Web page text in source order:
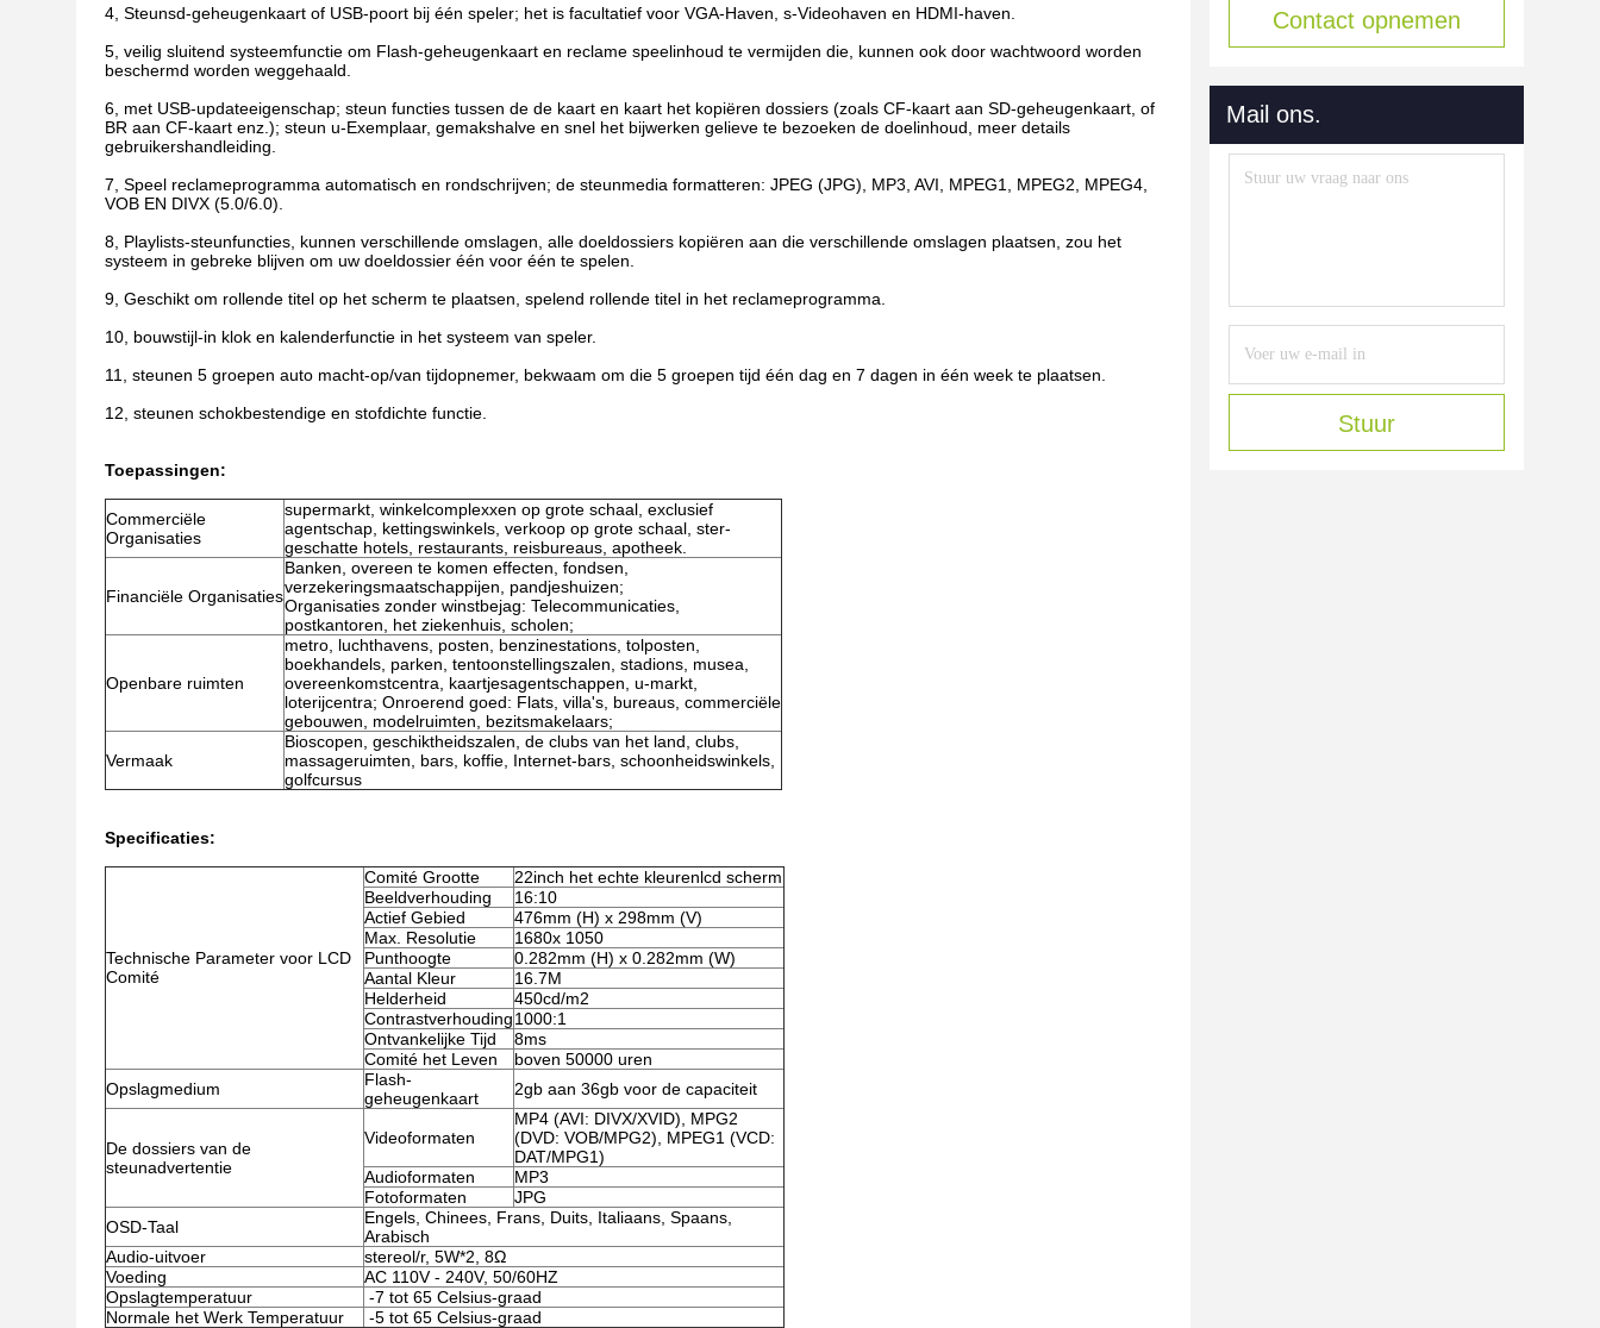
4, Steunsd-geheugenkaart of USB-poort bij één speler; het is facultatief voor VGA-Haven, s-Videohaven en HDMI-haven.
5, veilig sluitend systeemfunctie om Flash-geheugenkaart en reclame speelinhoud te vermijden die, kunnen ook door wachtwoord worden
beschermd worden weggehaald.
6, met USB-updateeigenschap; steun functies tussen de de kaart en kaart het kopiëren dossiers (zoals CF-kaart aan SD-geheugenkaart, of
BR aan CF-kaart enz.); steun u-Exemplaar, gemakshalve en snel het bijwerken gelieve te bezoeken de doelinhoud, meer details
gebruikershandleiding.
7, Speel reclameprogramma automatisch en rondschrijven; de steunmedia formatteren: JPEG (JPG), MP3, AVI, MPEG1, MPEG2, MPEG4,
VOB EN DIVX (5.0/6.0).
8, Playlists-steunfuncties, kunnen verschillende omslagen, alle doeldossiers kopiëren aan die verschillende omslagen plaatsen, zou het
systeem in gebreke blijven om uw doeldossier één voor één te spelen.
9, Geschikt om rollende titel op het scherm te plaatsen, spelend rollende titel in het reclameprogramma.
10, bouwstijl-in klok en kalenderfunctie in het systeem van speler.
11, steunen 5 groepen auto macht-op/van tijdopnemer, bekwaam om die 5 groepen tijd één dag en 7 dagen in één week te plaatsen.
12, steunen schokbestendige en stofdichte functie.
Toepassingen:
Commerciële
Organisaties
supermarkt, winkelcomplexxen op grote schaal, exclusief
agentschap, kettingswinkels, verkoop op grote schaal, ster-
geschatte hotels, restaurants, reisbureaus, apotheek.
Financiële Organisaties
Banken, overeen te komen effecten, fondsen,
verzekeringsmaatschappijen, pandjeshuizen;
Organisaties zonder winstbejag: Telecommunicaties,
postkantoren, het ziekenhuis, scholen;
Openbare ruimten
metro, luchthavens, posten, benzinestations, tolposten,
boekhandels, parken, tentoonstellingszalen, stadions, musea,
overeenkomstcentra, kaartjesagentschappen, u-markt,
loterijcentra; Onroerend goed: Flats, villa's, bureaus, commerciële
gebouwen, modelruimten, bezitsmakelaars;
Vermaak
Bioscopen, geschiktheidszalen, de clubs van het land, clubs,
massageruimten, bars, koffie, Internet-bars, schoonheidswinkels,
golfcursus
Specificaties:
Technische Parameter voor LCD
Comité
Comité Grootte
22inch het echte kleurenlcd scherm
Beeldverhouding
16:10
Actief Gebied
476mm (H) x 298mm (V)
Max. Resolutie
1680x 1050
Punthoogte
0.282mm (H) x 0.282mm (W)
Aantal Kleur
16.7M
Helderheid
450cd/m2
Contrastverhouding1000:1
Ontvankelijke Tijd
8ms
Comité het Leven
boven 50000 uren
Opslagmedium
Flash-
geheugenkaart
2gb aan 36gb voor de capaciteit
De dossiers van de
steunadvertentie
Videoformaten
MP4 (AVI: DIVX/XVID), MPG2
(DVD: VOB/MPG2), MPEG1 (VCD:
DAT/MPG1)
Audioformaten
MP3
Fotoformaten
JPG
OSD-Taal
Engels, Chinees, Frans, Duits, Italiaans, Spaans,
Arabisch
Audio-uitvoer
stereol/r, 5W*2, 8Ω
Voeding
AC 110V - 240V, 50/60HZ
Opslagtemperatuur
-7 tot 65 Celsius-graad
Normale het Werk Temperatuur
-5 tot 65 Celsius-graad
Contact opnemen
Mail ons.
Stuur